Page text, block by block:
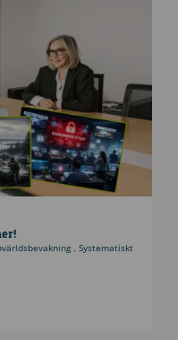
,Systematiskt